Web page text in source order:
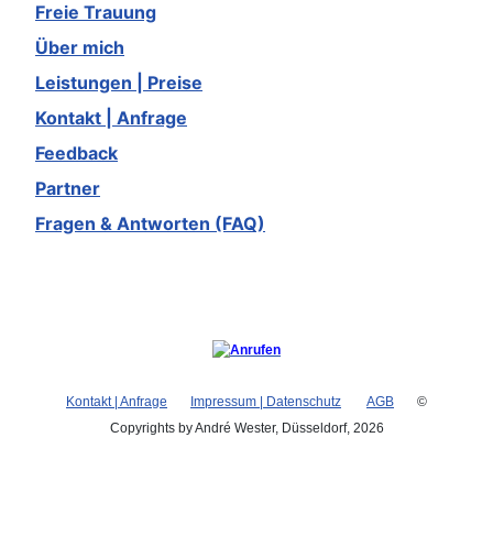
Freie Trauung
Über mich
Leistungen | Preise
Kontakt | Anfrage
Feedback
Partner
Fragen & Antworten (FAQ)
Kontakt | Anfrage Impressum | Datenschutz AGB
©
Copyrights by André Wester, Düsseldorf, 2026